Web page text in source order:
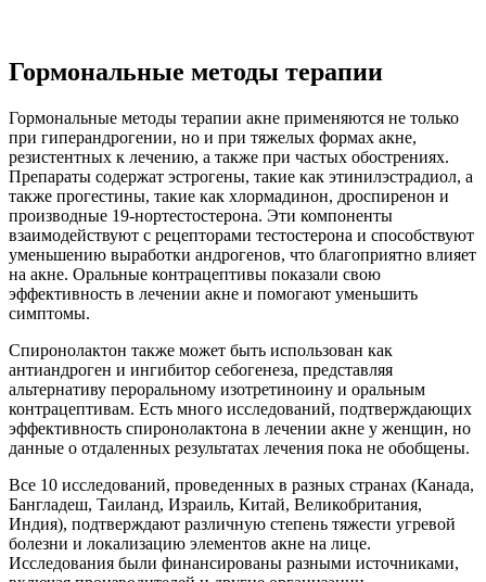
Гормональные методы терапии
Гормональные методы терапии акне применяются не только
при гиперандрогении, но и при тяжелых формах акне,
резистентных к лечению, а также при частых обострениях.
Препараты содержат эстрогены, такие как этинилэстрадиол, а
также прогестины, такие как хлормадинон, дроспиренон и
производные 19-нортестостерона. Эти компоненты
взаимодействуют с рецепторами тестостерона и способствуют
уменьшению выработки андрогенов, что благоприятно влияет
на акне. Оральные контрацептивы показали свою
эффективность в лечении акне и помогают уменьшить
симптомы.
Спиронолактон также может быть использован как
антиандроген и ингибитор себогенеза, представляя
альтернативу пероральному изотретиноину и оральным
контрацептивам. Есть много исследований, подтверждающих
эффективность спиронолактона в лечении акне у женщин, но
данные о отдаленных результатах лечения пока не обобщены.
Все 10 исследований, проведенных в разных странах (Канада,
Бангладеш, Таиланд, Израиль, Китай, Великобритания,
Индия), подтверждают различную степень тяжести угревой
болезни и локализацию элементов акне на лице.
Исследования были финансированы разными источниками,